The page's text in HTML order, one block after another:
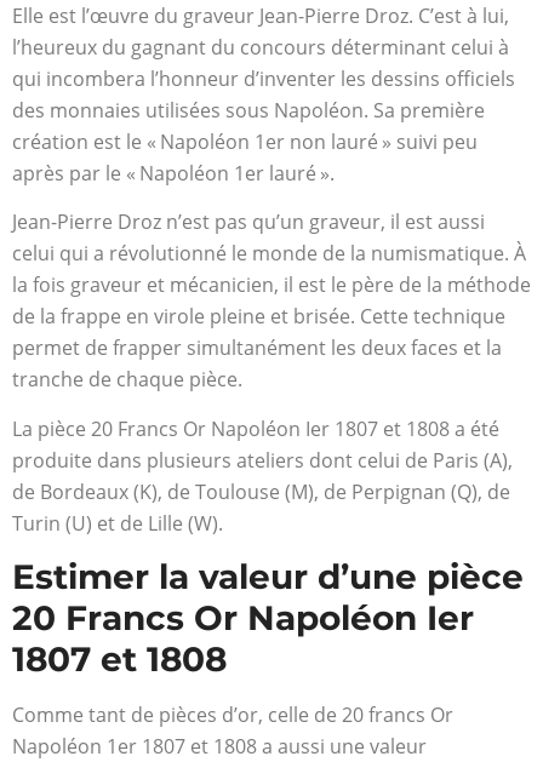
Elle est l’œuvre du graveur Jean-Pierre Droz. C’est à lui,
l’heureux du gagnant du concours déterminant celui à
qui incombera l’honneur d’inventer les dessins officiels
des monnaies utilisées sous Napoléon. Sa première
création est le « Napoléon 1er non lauré » suivi peu
après par le « Napoléon 1er lauré ».
Jean-Pierre Droz n’est pas qu’un graveur, il est aussi
celui qui a révolutionné le monde de la numismatique. À
la fois graveur et mécanicien, il est le père de la méthode
de la frappe en virole pleine et brisée. Cette technique
permet de frapper simultanément les deux faces et la
tranche de chaque pièce.
La pièce 20 Francs Or Napoléon Ier 1807 et 1808 a été
produite dans plusieurs ateliers dont celui de Paris (A),
de Bordeaux (K), de Toulouse (M), de Perpignan (Q), de
Turin (U) et de Lille (W).
Estimer la valeur d’une pièce
20 Francs Or Napoléon Ier
1807 et 1808
Comme tant de pièces d’or, celle de 20 francs Or
Napoléon 1er 1807 et 1808 a aussi une valeur